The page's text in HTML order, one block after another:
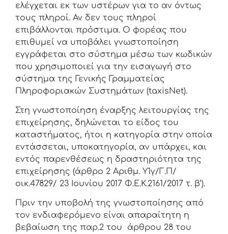
ελέγχεται εκ των υστέρων για το αν όντως
τους πληροί. Αν δεν τους πληροί
επιβάλλονται πρόστιμα. Ο φορέας που
επιθυμεί να υποβάλει γνωστοποίηση
εγγράφεται στο σύστημα μέσω των κωδικών
που χρησιμοποιεί για την εισαγωγή στο
σύστημα της Γενικής Γραμματείας
Πληροφοριακών Συστημάτων (taxisNet).
Στη γνωστοποίηση έναρξης λειτουργίας της
επιχείρησης, δηλώνεται το είδος του
καταστήματος, ήτοι η κατηγορία στην οποία
εντάσσεται, υποκατηγορία, αν υπάρχει, και
εντός παρενθέσεως η δραστηριότητα της
επιχείρησης (άρθρο 2 Αριθμ. Υ1γ/Γ.Π/
οικ.47829/ 23 Ιουνίου 2017 Φ.Ε.Κ.2161/2017 τ. β’).
Πριν την υποβολή της γνωστοποίησης από
τον ενδιαφερόμενο είναι απαραίτητη η
βεβαίωση της παρ.2 του άρθρου 28 του